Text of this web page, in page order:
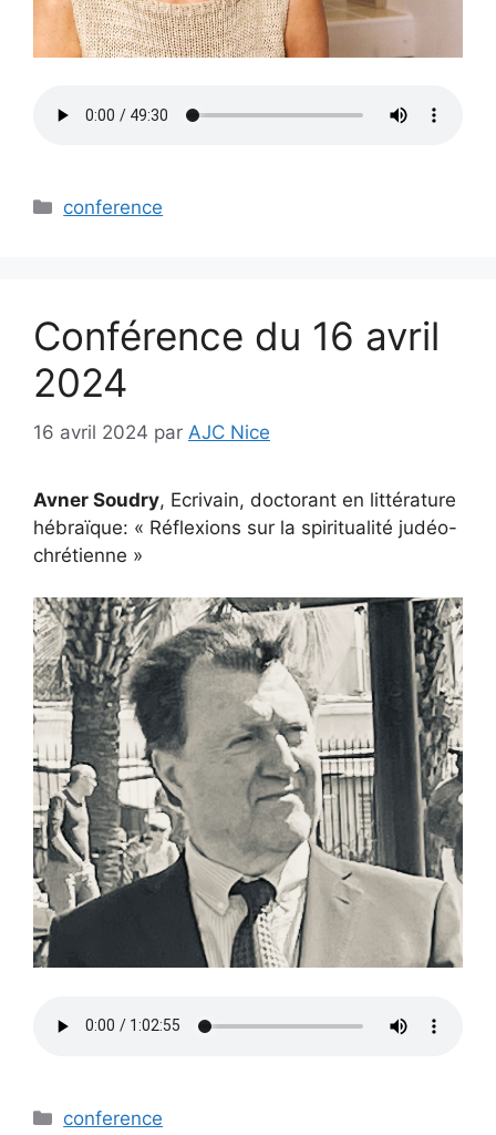
Catégories
conference
Conférence du 16 avril
2024
16 avril 2024 par AJC Nice
Avner Soudry, Ecrivain, doctorant en littérature
hébraïque: « Réflexions sur la spiritualité judéo-
chrétienne »
Catégories
conference